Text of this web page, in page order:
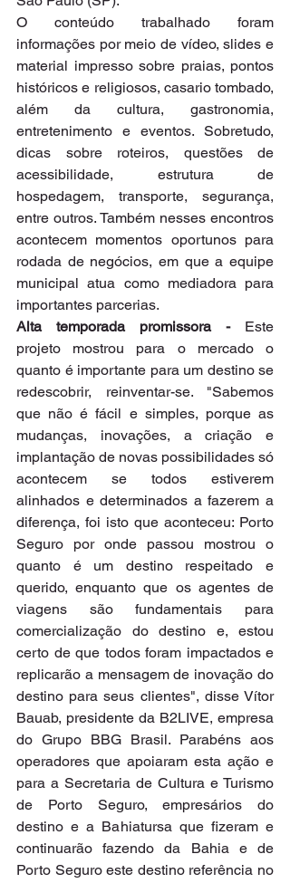
O conteúdo trabalhado foram
informações por meio de vídeo, slides e
material impresso sobre praias, pontos
históricos e religiosos, casario tombado,
além da cultura, gastronomia,
entretenimento e eventos. Sobretudo,
dicas sobre roteiros, questões de
acessibilidade, estrutura de
hospedagem, transporte, segurança,
entre outros. Também nesses encontros
acontecem momentos oportunos para
rodada de negócios, em que a equipe
municipal atua como mediadora para
importantes parcerias.
Alta temporada promissora - Este
projeto mostrou para o mercado o
quanto é importante para um destino se
redescobrir, reinventar-se. "Sabemos
que não é fácil e simples, porque as
mudanças, inovações, a criação e
implantação de novas possibilidades só
acontecem se todos estiverem
alinhados e determinados a fazerem a
diferença, foi isto que aconteceu: Porto
Seguro por onde passou mostrou o
quanto é um destino respeitado e
querido, enquanto que os agentes de
viagens são fundamentais para
comercialização do destino e, estou
certo de que todos foram impactados e
replicarão a mensagem de inovação do
destino para seus clientes", disse Vítor
Bauab, presidente da B2LIVE, empresa
do Grupo BBG Brasil. Parabéns aos
operadores que apoiaram esta ação e
para a Secretaria de Cultura e Turismo
de Porto Seguro, empresários do
destino e a Bahiatursa que fizeram e
continuarão fazendo da Bahia e de
Porto Seguro este destino referência no